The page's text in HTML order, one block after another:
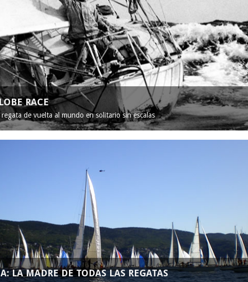
RACE
de vuelta al mundo en solitario sin escalas
LA MADRE DE TODAS LAS REGATAS